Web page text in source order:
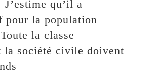
J’estime qu’il a
pour la population
la classe
la société civile doivent